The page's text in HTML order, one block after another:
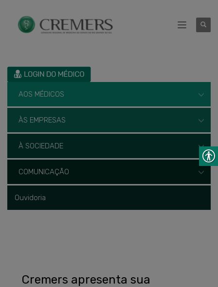
AOS MÉDICOS
ÀS EMPRESAS
À SOCIEDADE
COMUNICAÇÃO
Ouvidoria
Cremers apresenta sua